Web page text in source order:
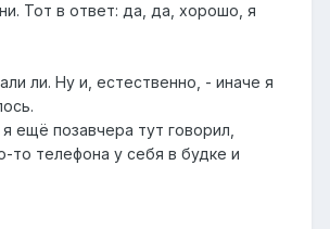
Тот в ответ: да, да, хорошо, я
ли. Ну и, естественно, - иначе я
ещё позавчера тут говорил,
то телефона у себя в будке и